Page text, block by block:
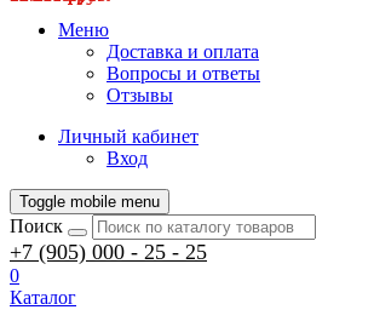
Меню
Доставка и оплата
Вопросы и ответы
Отзывы
Личный кабинет
Вход
Toggle mobile menu
Поиск
+7 (905) 000 - 25 - 25
0
Каталог